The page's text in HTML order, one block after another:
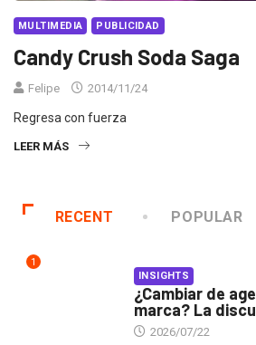
MULTIMEDIA PUBLICIDAD
Candy Crush Soda Saga
Felipe 2014/11/24
Regresa con fuerza
LEER MÁS
RECENT POPULAR
1
INSIGHTS
¿Cambiar de
marca? La
2026/07/22